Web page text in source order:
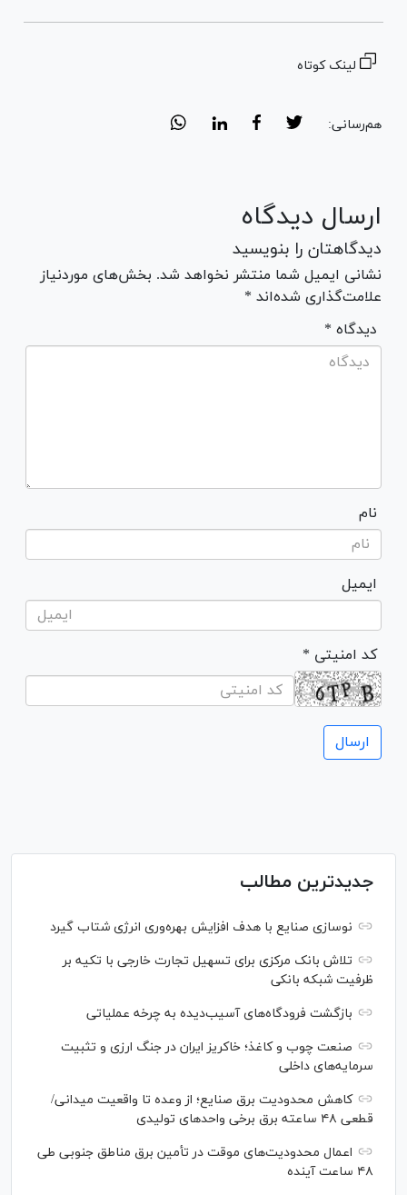
لینک کوتاه
هم‌رسانی:
ارسال دیدگاه
دیدگاهتان را بنویسید
نشانی ایمیل شما منتشر نخواهد شد. بخش‌های موردنیاز
علامت‌گذاری شده‌اند *
* دیدگاه
نام
ایمیل
* کد امنیتی
جدیدترین مطالب
نوسازی صنایع با هدف افزایش بهره‌وری انرژی شتاب گیرد
تلاش بانک مرکزی برای تسهیل تجارت خارجی با تکیه بر
ظرفیت شبکه بانکی
بازگشت فرودگاه‌های آسیب‌دیده به چرخه عملیاتی
صنعت چوب و کاغذ؛ خاکریز ایران در جنگ ارزی و تثبیت
سرمایه‌های داخلی
کاهش محدودیت برق صنایع؛ از وعده تا واقعیت میدانی/
قطعی ۴۸ ساعته برق برخی واحد‌های تولیدی
اعمال محدودیت‌های موقت در تأمین برق مناطق جنوبی طی
۴۸ ساعت آینده